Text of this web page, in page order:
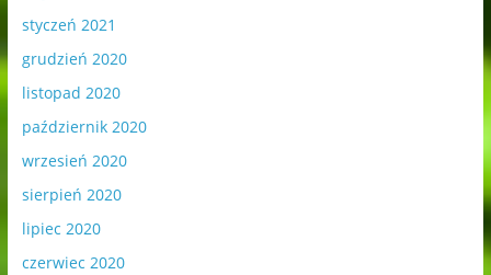
styczeń 2021
grudzień 2020
listopad 2020
październik 2020
wrzesień 2020
sierpień 2020
lipiec 2020
czerwiec 2020